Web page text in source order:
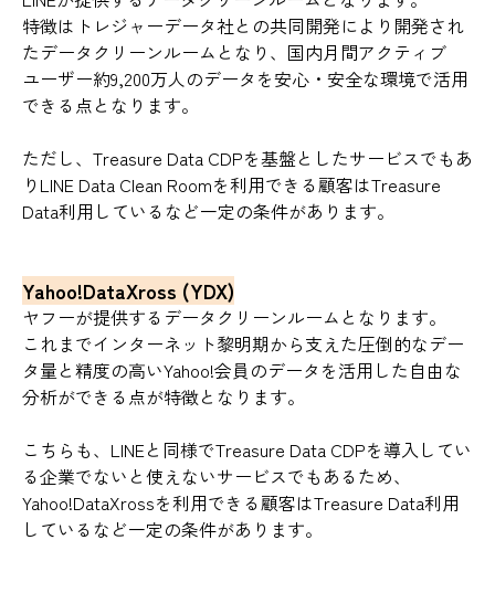
特徴はトレジャーデータ社との共同開発により開発され
たデータクリーンルームとなり、国内月間アクティブ
ユーザー約9,200万人のデータを安心・安全な環境で活用
できる点となります。
ただし、Treasure Data CDPを基盤としたサービスでもあ
りLINE Data Clean Roomを利用できる顧客はTreasure
Data利用しているなど一定の条件があります。
Yahoo!DataXross (YDX)
ヤフーが提供するデータクリーンルームとなります。
これまでインターネット黎明期から支えた圧倒的なデー
タ量と精度の高いYahoo!会員のデータを活用した自由な
分析ができる点が特徴となります。
こちらも、LINEと同様でTreasure Data CDPを導入してい
る企業でないと使えないサービスでもあるため、
Yahoo!DataXrossを利用できる顧客はTreasure Data利用
しているなど一定の条件があります。